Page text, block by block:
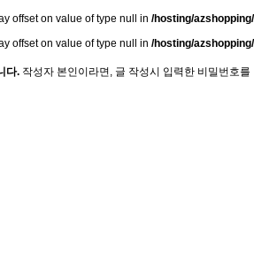
offset on value of type null in /hosting/
offset on value of type null in /hosting/
다. 작성자 본인이라면, 글 작성시 입력한 비밀번호